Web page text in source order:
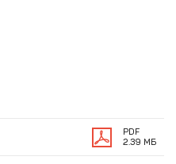
PDF
2.39 МБ